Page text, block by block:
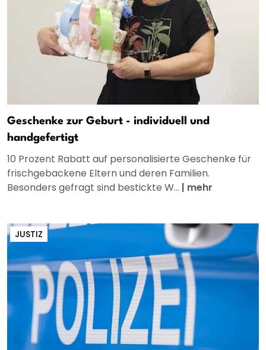
Geschenke zur Geburt - individuell und
handgefertigt
10 Prozent Rabatt auf personalisierte Geschenke für
frischgebackene Eltern und deren Familien.
Besonders gefragt sind bestickte W... | mehr
JUSTIZ